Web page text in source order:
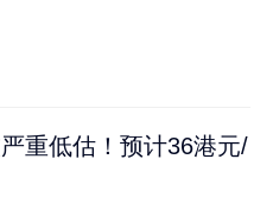
重低估！预计36港元/